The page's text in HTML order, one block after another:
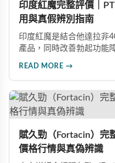
印度紅魔完整評價｜
用與真假辨別指南
印度紅魔是結合他達拉非
產品，同時改善勃起功能
READ MORE →
賦久勁（Fortacin）完
價格行情與真偽辨識